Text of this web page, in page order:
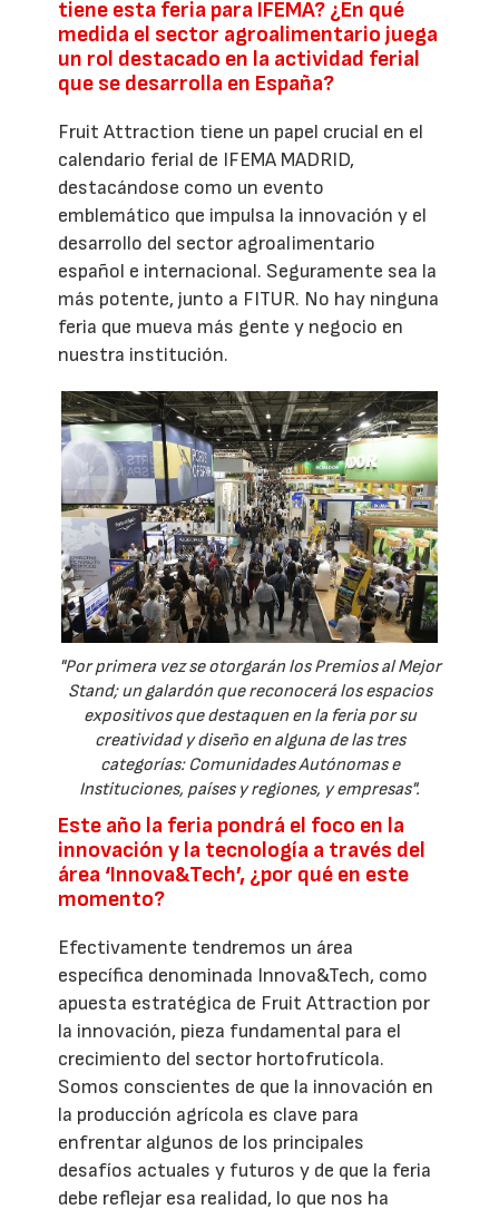
tiene esta feria para IFEMA? ¿En qué
medida el sector agroalimentario juega
un rol destacado en la actividad ferial
que se desarrolla en España?
Fruit Attraction tiene un papel crucial en el
calendario ferial de IFEMA MADRID,
destacándose como un evento
emblemático que impulsa la innovación y el
desarrollo del sector agroalimentario
español e internacional. Seguramente sea la
más potente, junto a FITUR. No hay ninguna
feria que mueva más gente y negocio en
nuestra institución.
"Por primera vez se otorgarán los Premios al Mejor
Stand; un galardón que reconocerá los espacios
expositivos que destaquen en la feria por su
creatividad y diseño en alguna de las tres
categorías: Comunidades Autónomas e
Instituciones, países y regiones, y empresas".
Este año la feria pondrá el foco en la
innovación y la tecnología a través del
área ‘Innova&Tech’, ¿por qué en este
momento?
Efectivamente tendremos un área
específica denominada Innova&Tech, como
apuesta estratégica de Fruit Attraction por
la innovación, pieza fundamental para el
crecimiento del sector hortofrutícola.
Somos conscientes de que la innovación en
la producción agrícola es clave para
enfrentar algunos de los principales
desafíos actuales y futuros y de que la feria
debe reflejar esa realidad, lo que nos ha